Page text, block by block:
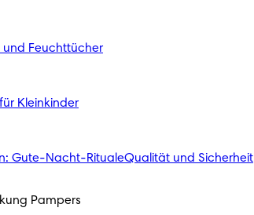
und Feuchttücher
Kleinkinder
Gute-Nacht-RitualeQualität und Sicherheit
Pampers